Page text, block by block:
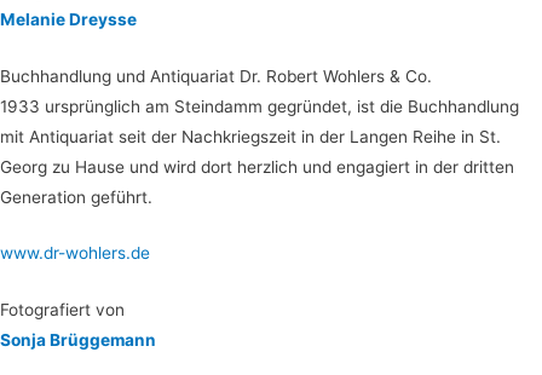
Mela­nie Dreysse
Buch­hand­lung und Anti­qua­ri­at Dr. Robert Woh­lers & Co.
1933 ursprüng­lich am Stein­damm gegrün­det, ist die Buch­hand­lung
mit Anti­qua­ri­at seit der Nach­kriegs­zeit in der Lan­gen Rei­he in St.
Georg zu Hau­se und wird dort herz­lich und enga­giert in der drit­ten
Genera­ti­on geführt.
www.dr-wohlers.de
Foto­gra­fiert von
Son­ja Brüggemann